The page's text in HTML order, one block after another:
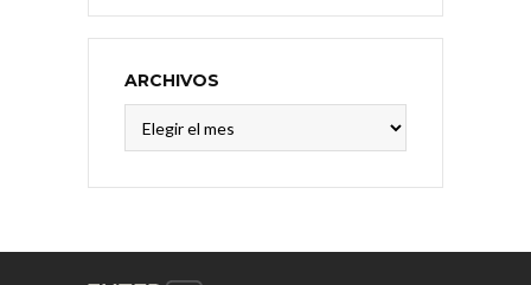
ARCHIVOS